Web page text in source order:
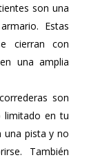
son una
Estas
cierran con
una amplia
son
limitado en tu
una pista y no
También